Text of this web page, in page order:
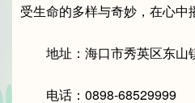
受生命的多样与奇妙，在心中
地址：海口市秀英区东山
电话：0898-68529999